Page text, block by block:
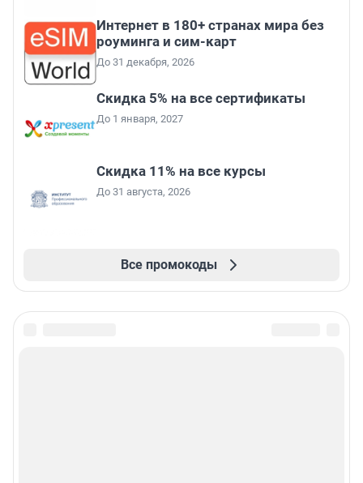
Интернет в 180+ странах мира без
роуминга и сим-карт
До 31 декабря, 2026
Скидка 5% на все сертификаты
До 1 января, 2027
Скидка 11% на все курсы
До 31 августа, 2026
Все промокоды